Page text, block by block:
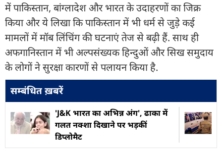
में पाकिस्तान, बांग्लादेश और भारत के उदाहरणों का जिक्र
किया और ये लिखा कि पाकिस्तान में भी धर्म से जुड़े कई
मामलों में मॉब लिंचिंग की घटनाएं तेज से बढ़ी हैं. साथ ही
अफगानिस्तान में भी अल्पसंख्यक हिन्दुओं और सिख समुदाय
के लोगों ने सुरक्षा कारणों से पलायन किया है.
सम्बंधित ख़बरें
'J&K भारत का अभिन्न अंग', ढाका में
गलत नक्शा दिखाने पर भड़कीं
डिप्लोमैट